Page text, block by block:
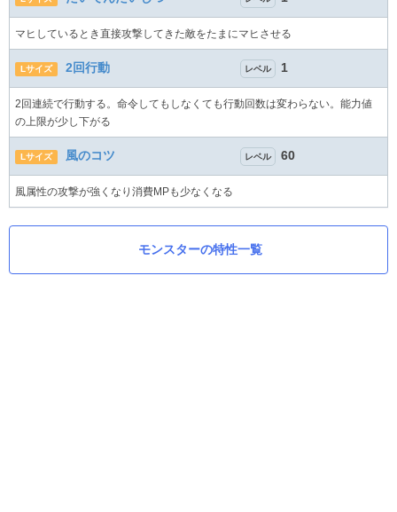
マヒしているとき直接攻撃してきた敵をたまにマヒさせる
Lサイズ 2回行動 レベル 1
2回連続で行動する。命令してもしなくても行動回数は変わらない。能力値
の上限が少し下がる
Lサイズ 風のコツ レベル 60
風属性の攻撃が強くなり消費MPも少なくなる
モンスターの特性一覧